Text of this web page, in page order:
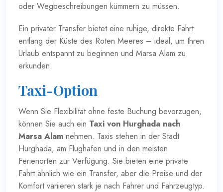
oder Wegbeschreibungen kümmern zu müssen.
Ein privater Transfer bietet eine ruhige, direkte Fahrt
entlang der Küste des Roten Meeres – ideal, um Ihren
Urlaub entspannt zu beginnen und Marsa Alam zu
erkunden.
Taxi-Option
Wenn Sie Flexibilität ohne feste Buchung bevorzugen,
können Sie auch ein Taxi von Hurghada nach
Marsa Alam nehmen. Taxis stehen in der Stadt
Hurghada, am Flughafen und in den meisten
Ferienorten zur Verfügung. Sie bieten eine private
Fahrt ähnlich wie ein Transfer, aber die Preise und der
Komfort variieren stark je nach Fahrer und Fahrzeugtyp.